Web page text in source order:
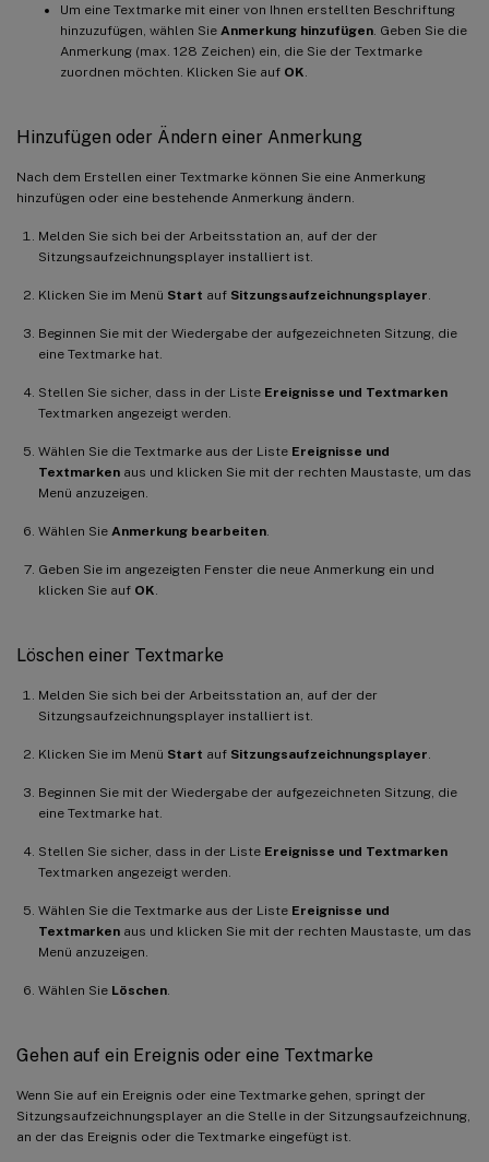
Um eine Textmarke mit einer von Ihnen erstellten Beschriftung
hinzuzufügen, wählen Sie Anmerkung hinzufügen . Geben Sie die
Anmerkung (max. 128 Zeichen) ein, die Sie der Textmarke
zuordnen möchten. Klicken Sie auf OK
Hinzufügen oder Ändern einer Anmerkung
Nach dem Erstellen einer Textmarke können Sie eine Anmerkung
hinzufügen oder eine bestehende Anmerkung ändern.
Melden Sie sich bei der Arbeitsstation an, auf der der
Sitzungsaufzeichnungsplayer installiert ist.
Klicken Sie im Menü Start auf Sitzungsaufzeichnungsplayer
Beginnen Sie mit der Wiedergabe der aufgezeichneten Sitzung, die
eine Textmarke hat.
Stellen Sie sicher, dass in der Liste Ereignisse und Textmarken
Textmarken angezeigt werden.
Wählen Sie die Textmarke aus der Liste Ereignisse und
Textmarken aus und klicken Sie mit der rechten Maustaste, um das
Menü anzuzeigen.
Wählen Sie Anmerkung bearbeiten
Geben Sie im angezeigten Fenster die neue Anmerkung ein und
klicken Sie auf OK
Löschen einer Textmarke
Melden Sie sich bei der Arbeitsstation an, auf der der
Sitzungsaufzeichnungsplayer installiert ist.
Klicken Sie im Menü Start auf Sitzungsaufzeichnungsplayer
Beginnen Sie mit der Wiedergabe der aufgezeichneten Sitzung, die
eine Textmarke hat.
Stellen Sie sicher, dass in der Liste Ereignisse und Textmarken
Textmarken angezeigt werden.
Wählen Sie die Textmarke aus der Liste Ereignisse und
Textmarken aus und klicken Sie mit der rechten Maustaste, um das
Menü anzuzeigen.
Wählen Sie Löschen
Gehen auf ein Ereignis oder eine Textmarke
Wenn Sie auf ein Ereignis oder eine Textmarke gehen, springt der
Sitzungsaufzeichnungsplayer an die Stelle in der Sitzungsaufzeichnung,
an der das Ereignis oder die Textmarke eingefügt ist.